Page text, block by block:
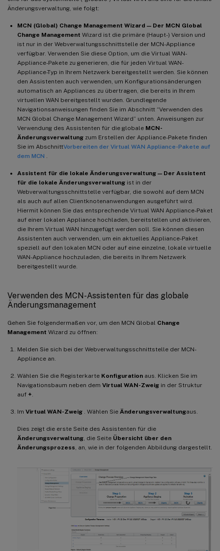
Änderungsverwaltung, wie folgt:
MCN (Global) Change Management Wizard — Der MCN Global
Change Management Wizard ist die primäre (Haupt-) Version und
ist nur in der Webverwaltungsschnittstelle der MCN-Appliance
verfügbar. Verwenden Sie diese Option, um die Virtual WAN-
Appliance-Pakete zu generieren, die für jeden Virtual WAN-
Appliance-Typ in Ihrem Netzwerk bereitgestellt werden. Sie können
den Assistenten auch verwenden, um Konfigurationsänderungen
automatisch an Appliances zu übertragen, die bereits in Ihrem
virtuellen WAN bereitgestellt wurden. Grundlegende
Navigationsanweisungen finden Sie im Abschnitt “Verwenden des
MCN Global Change Management Wizard” unten. Anweisungen zur
Verwendung des Assistenten für die globale MCN-
Änderungsverwaltung zum Erstellen der Appliance-Pakete finden
Sie im AbschnittVorbereiten der Virtual WAN Appliance-Pakete auf
dem MCN .
Assistent für die lokale Änderungsverwaltung — Der Assistent
für die lokale Änderungsverwaltung ist in der
Webverwaltungsschnittstelle verfügbar, die sowohl auf dem MCN
als auch auf allen Clientknotenanwendungen ausgeführt wird.
Hiermit können Sie das entsprechende Virtual WAN Appliance-Paket
auf einer lokalen Appliance hochladen, bereitstellen und aktivieren,
die Ihrem Virtual WAN hinzugefügt werden soll. Sie können diesen
Assistenten auch verwenden, um ein aktuelles Appliance-Paket
speziell auf den lokalen MCN oder auf eine einzelne, lokale virtuelle
WAN-Appliance hochzuladen, die bereits in Ihrem Netzwerk
bereitgestellt wurde.
Verwenden des MCN-Assistenten für das globale
Änderungsmanagement
Gehen Sie folgendermaßen vor, um den MCN Global Change
Management Wizard zu öffnen:
Melden Sie sich bei der Webverwaltungsschnittstelle der MCN-
Appliance an.
Wählen Sie die Registerkarte Konfiguration aus. Klicken Sie im
Navigationsbaum neben dem Virtual WAN-Zweig in der Struktur
auf +.
Im Virtual WAN-Zweig . Wählen Sie Änderungsverwaltungaus.
Dies zeigt die erste Seite des Assistenten für die
Änderungsverwaltung, die Seite Übersicht über den
Änderungsprozess, an, wie in der folgenden Abbildung dargestellt.